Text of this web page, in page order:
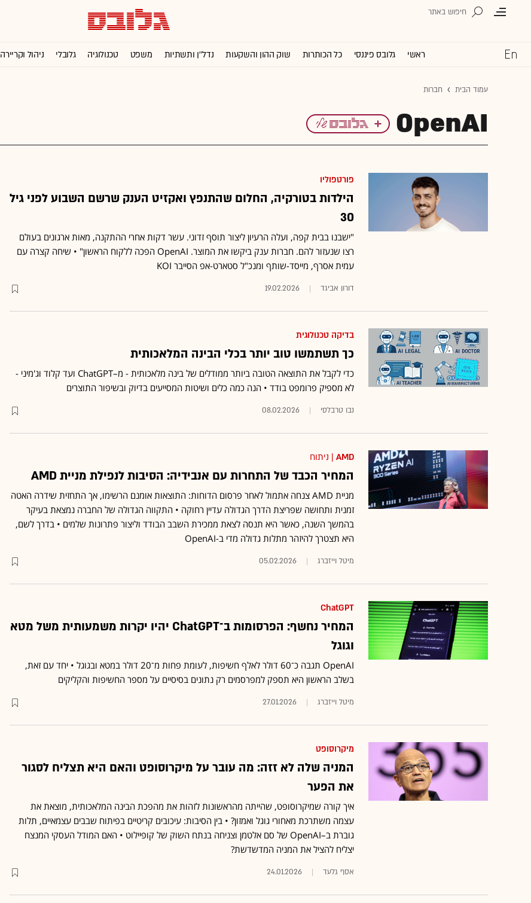
ראשי גלובס פיננסי כל הכותרות שוק ההון והשקעות נדל''ן ותשתיות משפט טכנולוגיה גלובלי ניהול וקריירה
עמוד הבית חברות
OpenAI
פורטפוליו
הילדות בטורקיה, החלום שהתנפץ ואקזיט הענק שרשם השבוע לפני גיל
30
"ישבנו בבית קפה, ועלה הרעיון ליצור תוסף זדוני. עשר דקות אחרי ההתקנה, מאות ארגונים בעולם
רצו שנעזור להם. חברות ענק ביקשו את המוצר. OpenAI הפכה ללקוח הראשון" • שיחה קצרה עם
עמית אסרף, מייסד-שותף ומנכ"ל סטארט-אפ הסייבר KOI
דורון אביגד 19.02.2026
בדיקה טכנולוגית
כך תשתמשו טוב יותר בכלי הבינה המלאכותית
כדי לקבל את התוצאה הטובה ביותר ממודלים של בינה מלאכותית - מ–ChatGPT ועד קלוד וג'מיני -
לא מספיק פרומפט בודד • הנה כמה כלים ושיטות המסייעים בדיוק ובשיפור התוצרים
נבו טרבלסי 08.02.2026
AMD | ניתוח
המחיר הכבד של התחרות עם אנבידיה: הסיבות לנפילת מניית AMD
מניית AMD צנחה אתמול לאחר פרסום הדוחות: התוצאות אומנם הרשימו, אך התחזית שידרה האטה
זמנית ותחושה שפריצת הדרך הגדולה עדיין רחוקה • התקווה הגדולה של החברה נמצאת בעיקר
בהמשך השנה, כאשר היא תנסה לצאת ממכירת השבב הבודד וליצור פתרונות שלמים • בדרך לשם,
היא תצטרך להיזהר מתלות גדולה מדי ב-OpenAI
מיטל וייזברג 05.02.2026
ChatGPT
המחיר נחשף: הפרסומות ב־ChatGPT יהיו יקרות משמעותית משל מטא
וגוגל
OpenAI תגבה כ־60 דולר לאלף חשיפות, לעומת פחות מ־20 דולר במטא ובגוגל • יחד עם זאת,
בשלב הראשון היא תספק למפרסמים רק נתונים בסיסיים על מספר החשיפות והקליקים
מיטל וייזברג 27.01.2026
מיקרוסופט
המניה שלה לא זזה: מה עובר על מיקרוסופט והאם היא תצליח לסגור
את הפער
איך קורה שמיקרוסופט, שהייתה מהראשונות לזהות את מהפכת הבינה המלאכותית, מוצאת את
עצמה משתרכת מאחורי גוגל ואמזון? • בין הסיבות: עיכובים קריטיים בפיתוח שבבים עצמאיים, תלות
גוברת ב–OpenAI של סם אלטמן וצניחה בנתח השוק של קופיילוט • האם המודל העסקי המנצח
יצליח להציל את המניה המדשדשת?
אסף גלעד 24.01.2026